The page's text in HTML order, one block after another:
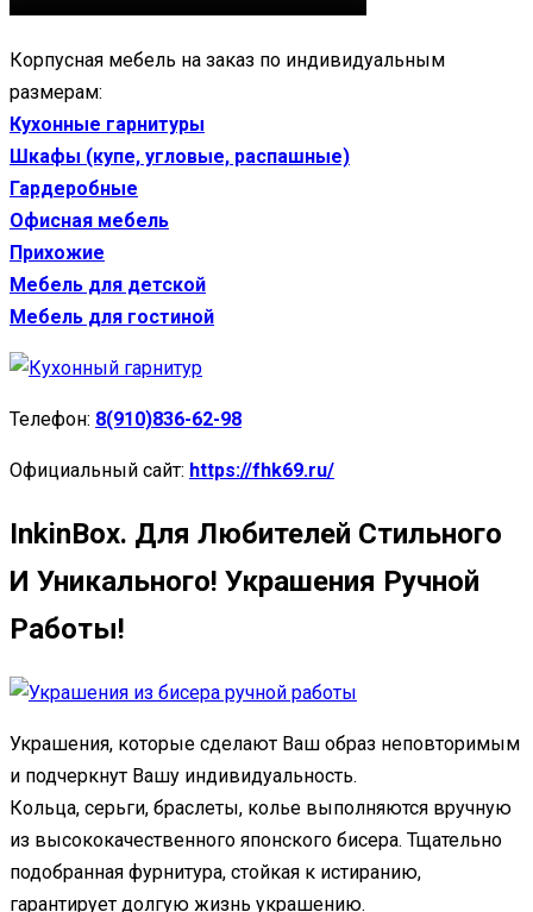
Корпусная мебель на заказ по индивидуальным
размерам:
Кухонные гарнитуры
Шкафы (купе, угловые, распашные)
Гардеробные
Офисная мебель
Прихожие
Мебель для детской
Мебель для гостиной
Телефон: 8(910)836-62-98
Официальный сайт: https://fhk69.ru/
InkinBox. Для Любителей Стильного
И Уникального! Украшения Ручной
Работы!
Украшения, которые сделают Ваш образ неповторимым
и подчеркнут Вашу индивидуальность.
Кольца, серьги, браслеты, колье выполняются вручную
из высококачественного японского бисера. Тщательно
подобранная фурнитура, стойкая к истиранию,
гарантирует долгую жизнь украшению.